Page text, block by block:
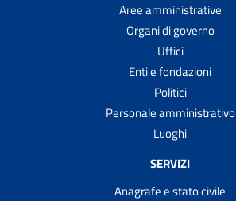
Aree amministrative
Organi di governo
Uffici
Enti e fondazioni
Politici
Personale amministrativo
Luoghi
SERVIZI
Anagrafe e stato civile